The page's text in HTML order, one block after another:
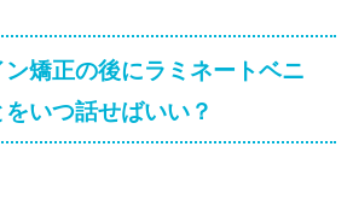
ン矯正の後にラミネートベニ
いつ話せばいい？